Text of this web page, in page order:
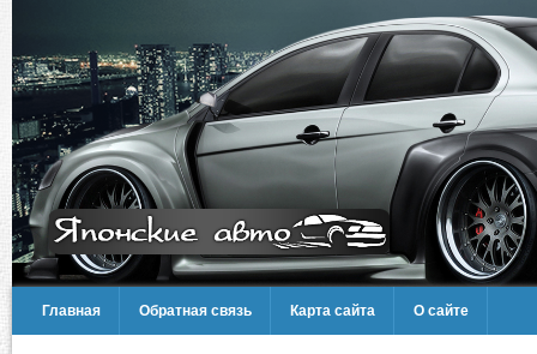
Главная Обратная связь Карта сайта О сайте